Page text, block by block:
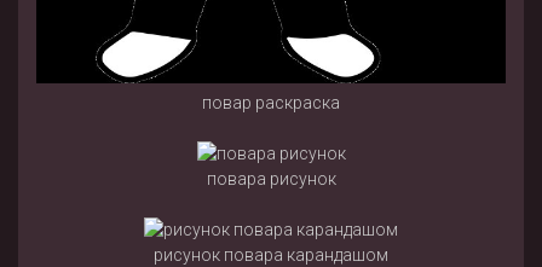
повар раскраска
повара рисунок
рисунок повара карандашом